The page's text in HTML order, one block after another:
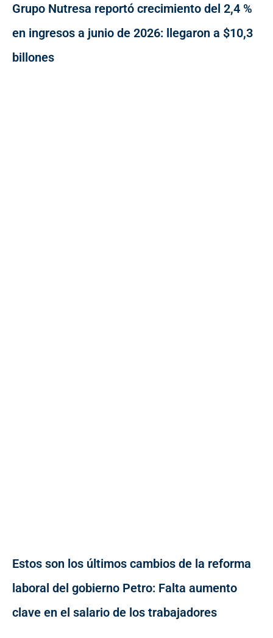
Grupo Nutresa reportó crecimiento del 2,4 %
en ingresos a junio de 2026: llegaron a $10,3
billones
Estos son los últimos cambios de la reforma
laboral del gobierno Petro: Falta aumento
clave en el salario de los trabajadores